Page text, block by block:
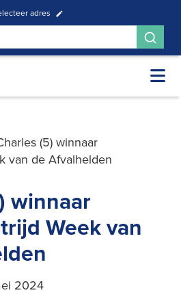
adres
(5) winnaar
van de Afvalhelden
winnaar
Week van
2024